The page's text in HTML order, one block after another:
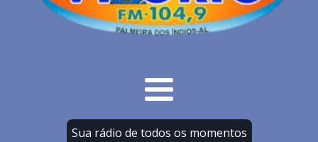
Sua rádio de todos os momentos